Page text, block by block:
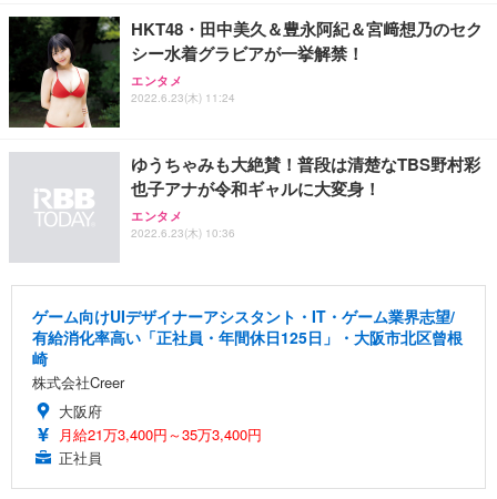
HKT48・田中美久＆豊永阿紀＆宮﨑想乃のセク
シー水着グラビアが一挙解禁！
エンタメ
2022.6.23(木) 11:24
ゆうちゃみも大絶賛！普段は清楚なTBS野村彩
也子アナが令和ギャルに大変身！
エンタメ
2022.6.23(木) 10:36
ゲーム向けUIデザイナーアシスタント・IT・ゲーム業界志望/
有給消化率高い「正社員・年間休日125日」・大阪市北区曾根
崎
株式会社Creer
大阪府
月給21万3,400円～35万3,400円
正社員